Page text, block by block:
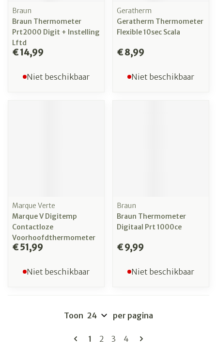
Braun
Braun Thermometer
Prt2000 Digit + Instelling
Lftd
€ 14,99
Niet beschikbaar
Geratherm
Geratherm Thermometer
Flexible 10sec Scala
€ 8,99
Niet beschikbaar
Marque Verte
Marque V Digitemp
Contactloze
Voorhoofdthermometer
€ 51,99
Niet beschikbaar
Braun
Braun Thermometer
Digitaal Prt 1000ce
€ 9,99
Niet beschikbaar
Pagina's
U lees momenteel pagina
1 Pagina
2 Pagina
3 Pagina
4
Toon per pagina